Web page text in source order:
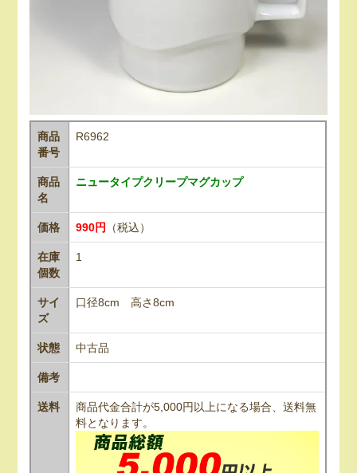
商品
番号
R6962
商品
名
ニュータイプクリープマグカップ
価格 990円 （税込）
在庫
個数
1
サイ
ズ
口径8cm 高さ8cm
状態 中古品
備考
送料
商品代金合計が5,000円以上になる場合、送料無
料となります。